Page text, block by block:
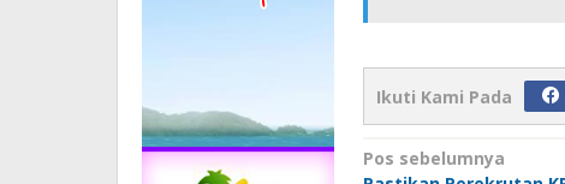
Ikuti Kami Pada
Navigasi
Pos sebelumnya